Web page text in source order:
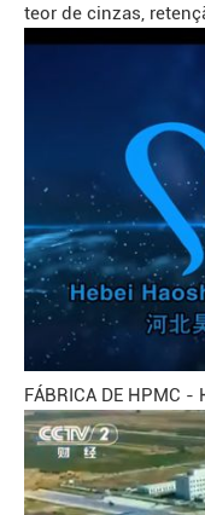
teor de cinzas,
FÁBRICA DE HPMC -